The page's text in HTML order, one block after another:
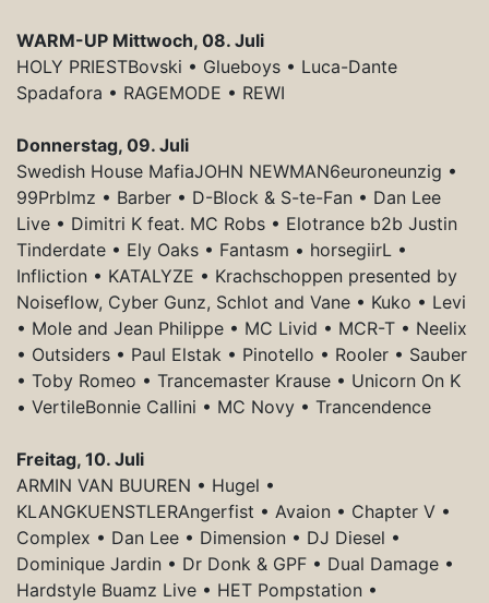
WARM-UP Mittwoch, 08. Juli
HOLY PRIESTBovski • Glueboys • Luca-Dante
Spadafora • RAGEMODE • REWI
Donnerstag, 09. Juli
Swedish House MafiaJOHN NEWMAN6euroneunzig •
99Prblmz • Barber • D-Block & S-te-Fan • Dan Lee
Live • Dimitri K feat. MC Robs • Elotrance b2b Justin
Tinderdate • Ely Oaks • Fantasm • horsegiirL •
Infliction • KATALYZE • Krachschoppen presented by
Noiseflow, Cyber Gunz, Schlot and Vane • Kuko • Levi
• Mole and Jean Philippe • MC Livid • MCR-T • Neelix
• Outsiders • Paul Elstak • Pinotello • Rooler • Sauber
• Toby Romeo • Trancemaster Krause • Unicorn On K
• VertileBonnie Callini • MC Novy • Trancendence
Freitag, 10. Juli
ARMIN VAN BUUREN • Hugel •
KLANGKUENSTLERAngerfist • Avaion • Chapter V •
Complex • Dan Lee • Dimension • DJ Diesel •
Dominique Jardin • Dr Donk & GPF • Dual Damage •
Hardstyle Buamz Live • HET Pompstation •